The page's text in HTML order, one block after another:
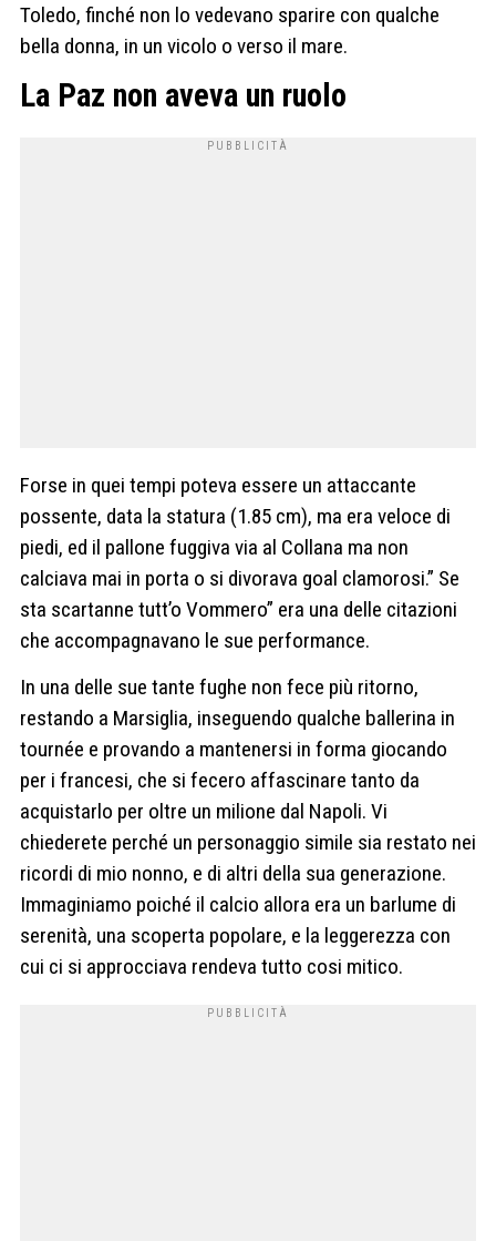
Toledo, finché non lo vedevano sparire con qualche
bella donna, in un vicolo o verso il mare.
La Paz non aveva un ruolo
Forse in quei tempi poteva essere un attaccante
possente, data la statura (1.85 cm), ma era veloce di
piedi, ed il pallone fuggiva via al Collana ma non
calciava mai in porta o si divorava goal clamorosi.” Se
sta scartanne tutt’o Vommero” era una delle citazioni
che accompagnavano le sue performance.
In una delle sue tante fughe non fece più ritorno,
restando a Marsiglia, inseguendo qualche ballerina in
tournée e provando a mantenersi in forma giocando
per i francesi, che si fecero affascinare tanto da
acquistarlo per oltre un milione dal Napoli. Vi
chiederete perché un personaggio simile sia restato nei
ricordi di mio nonno, e di altri della sua generazione.
Immaginiamo poiché il calcio allora era un barlume di
serenità, una scoperta popolare, e la leggerezza con
cui ci si approcciava rendeva tutto cosi mitico.